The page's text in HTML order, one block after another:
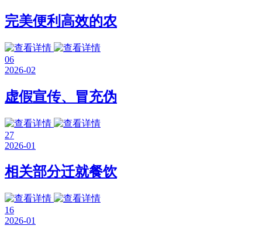
完美便利高效的农
06
2026-02
虚假宣传、冒充伪
27
2026-01
相关部分迁就餐饮
16
2026-01